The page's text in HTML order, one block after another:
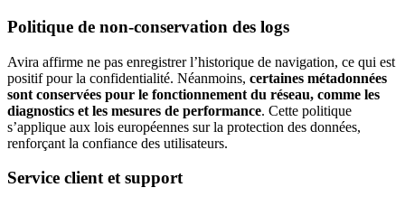
Politique de non-conservation des logs
Avira affirme ne pas enregistrer l’historique de navigation, ce qui est
positif pour la confidentialité. Néanmoins, certaines métadonnées
sont conservées pour le fonctionnement du réseau, comme les
diagnostics et les mesures de performance. Cette politique
s’applique aux lois européennes sur la protection des données,
renforçant la confiance des utilisateurs.
Service client et support